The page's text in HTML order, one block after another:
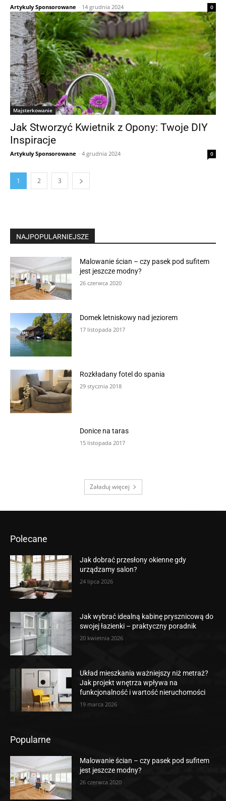
Artykuly Sponsorowane - 14 grudnia 2024 0
Majsterkowanie
Jak Stworzyć Kwietnik z Opony: Twoje DIY
Inspiracje
Artykuly Sponsorowane - 4 grudnia 2024 0
1 2 3
NAJPOPULARNIEJSZE
Malowanie ścian – czy pasek pod sufitem
jest jeszcze modny?
26 czerwca 2020
Domek letniskowy nad jeziorem
17 listopada 2017
Rozkładany fotel do spania
29 stycznia 2018
Donice na taras
15 listopada 2017
Załaduj więcej
Polecane
Jak dobrać przesłony okienne gdy
urządzamy salon?
24 lipca 2026
Jak wybrać idealną kabinę prysznicową do
swojej łazienki – praktyczny poradnik
20 kwietnia 2026
Układ mieszkania ważniejszy niż metraż?
Jak projekt wnętrza wpływa na
funkcjonalność i wartość nieruchomości
19 marca 2026
Popularne
Malowanie ścian – czy pasek pod sufitem
jest jeszcze modny?
26 czerwca 2020